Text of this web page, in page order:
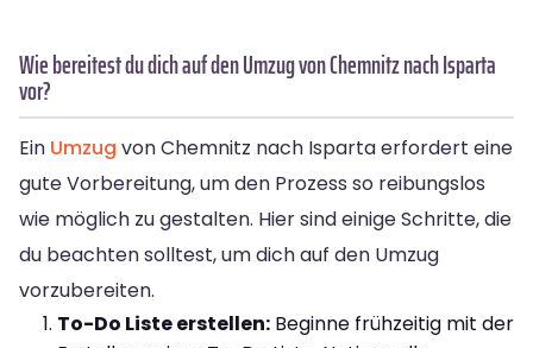
Wie bereitest du dich auf den Umzug von Chemnitz nach Isparta
vor?
Ein Umzug von Chemnitz nach Isparta erfordert eine
gute Vorbereitung, um den Prozess so reibungslos
wie möglich zu gestalten. Hier sind einige Schritte, die
du beachten solltest, um dich auf den Umzug
vorzubereiten.
To-Do Liste erstellen: Beginne frühzeitig mit der